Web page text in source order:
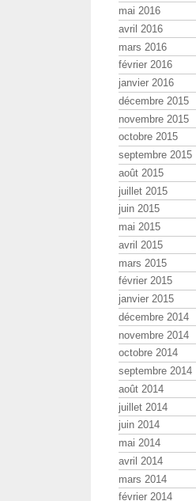
mai 2016
avril 2016
mars 2016
février 2016
janvier 2016
décembre 2015
novembre 2015
octobre 2015
septembre 2015
août 2015
juillet 2015
juin 2015
mai 2015
avril 2015
mars 2015
février 2015
janvier 2015
décembre 2014
novembre 2014
octobre 2014
septembre 2014
août 2014
juillet 2014
juin 2014
mai 2014
avril 2014
mars 2014
février 2014